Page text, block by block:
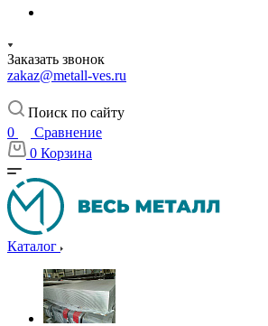
Заказать звонок
zakaz@metall-ves.ru
Поиск по сайту
0
Сравнение
0 Корзина
Каталог